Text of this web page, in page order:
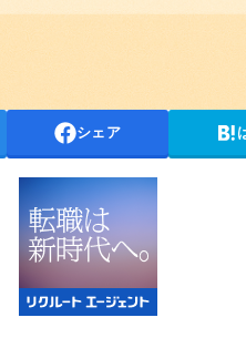
シェア